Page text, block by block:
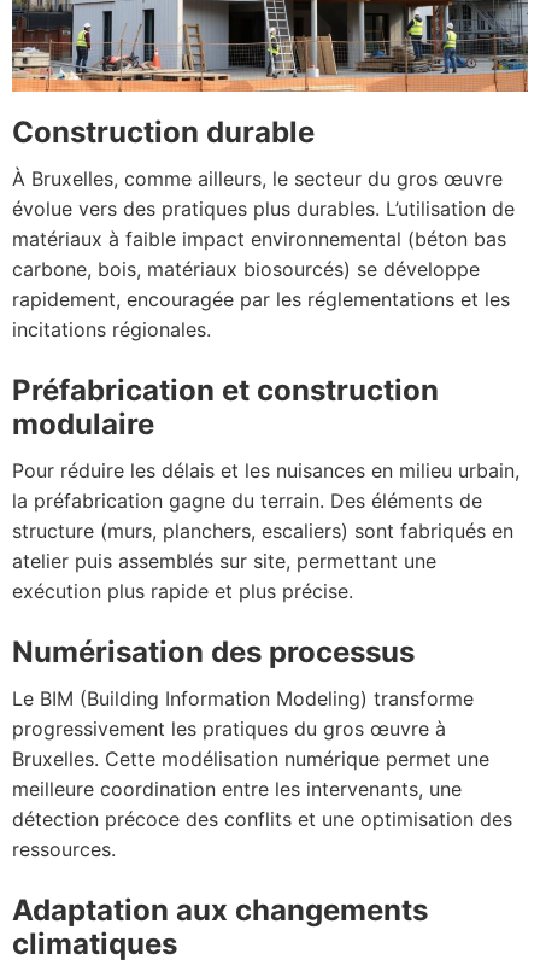
Construction durable
À Bruxelles, comme ailleurs, le secteur du gros œuvre
évolue vers des pratiques plus durables. L’utilisation de
matériaux à faible impact environnemental (béton bas
carbone, bois, matériaux biosourcés) se développe
rapidement, encouragée par les réglementations et les
incitations régionales.
Préfabrication et construction
modulaire
Pour réduire les délais et les nuisances en milieu urbain,
la préfabrication gagne du terrain. Des éléments de
structure (murs, planchers, escaliers) sont fabriqués en
atelier puis assemblés sur site, permettant une
exécution plus rapide et plus précise.
Numérisation des processus
Le BIM (Building Information Modeling) transforme
progressivement les pratiques du gros œuvre à
Bruxelles. Cette modélisation numérique permet une
meilleure coordination entre les intervenants, une
détection précoce des conflits et une optimisation des
ressources.
Adaptation aux changements
climatiques